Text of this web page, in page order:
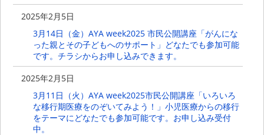
2025年2月5日
3月14日（金）AYA week2025 市民公開講座「がんにな
った親とその子どもへのサポート」どなたでも参加可能
です。チラシからお申し込みできます。
2025年2月5日
3月11日（火）AYA week2025市民公開講座「いろいろ
な移行期医療をのぞいてみよう！」小児医療からの移行
をテーマにどなたでも参加可能です。お申し込み受付
中。